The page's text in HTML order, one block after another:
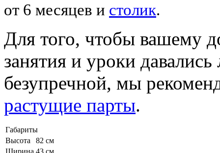
от 6 месяцев и столик.
Для того, чтобы вашему
занятия и уроки давались
безупречной, мы
растущие парты.
Габариты
Высота
82 см
Ширина 43 см